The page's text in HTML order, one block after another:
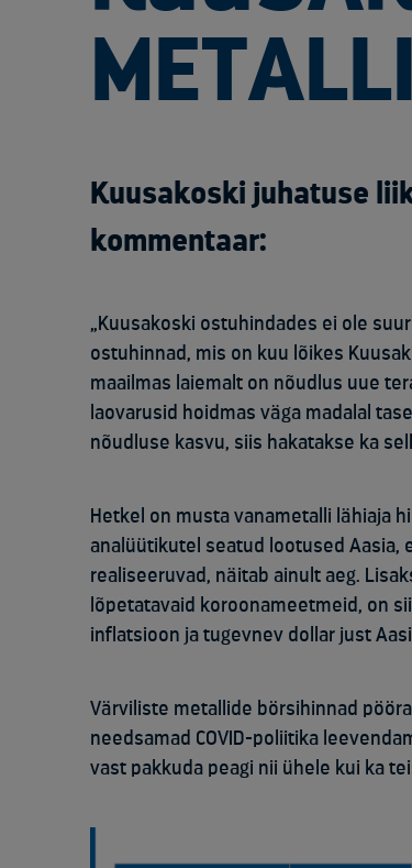
Kuusakoski juhatuse
kommentaar:
„Kuusakoski ostuhindades ei ole
ostuhinnad, mis on kuu lõikes
maailmas laiemalt on nõudlus uue
laovarusid hoidmas väga madalal
nõudluse kasvu, siis hakatakse ka
Hetkel on musta vanametalli lähiaja
analüütikutel seatud lootused Aasia,
realiseeruvad, näitab ainult aeg.
lõpetatavaid koroonameetmeid, on
inflatsioon ja tugevnev dollar just
Värviliste metallide börsihinnad
needsamad COVID-poliitika
vast pakkuda peagi nii ühele kui ka